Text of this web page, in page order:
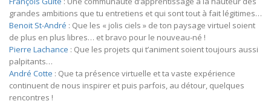
grandes ambitions que tu entretiens et qui sont tout à fait légitimes…
Benoit St-André : Que les « jolis ciels » de ton paysage virtuel soient
de plus en plus libres… et bravo pour le nouveau-né !
Pierre Lachance : Que les projets qui t’animent soient toujours aussi
palpitants…
André Cotte : Que ta présence virtuelle et ta vaste expérience
continuent de nous inspirer et puis parfois, au détour, quelques
rencontres !